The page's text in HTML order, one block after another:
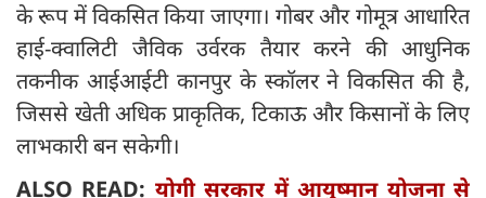
के रूप में विकसित किया जाएगा। गोबर और गोमूत्र आधारित
हाई-क्वालिटी जैविक उर्वरक तैयार करने की आधुनिक
तकनीक आईआईटी कानपुर के स्कॉलर ने विकसित की है,
जिससे खेती अधिक प्राकृतिक, टिकाऊ और किसानों के लिए
लाभकारी बन सकेगी।
ALSO READ: योगी सरकार में आयुष्मान योजना से